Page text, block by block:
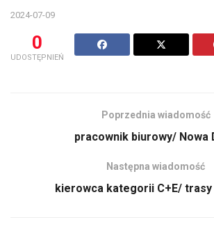
2024-07-09
0
UDOSTĘPNIEŃ
Poprzednia wiadomość
pracownik biurowy/ Nowa
Następna wiadomość
kierowca kategorii C+E/